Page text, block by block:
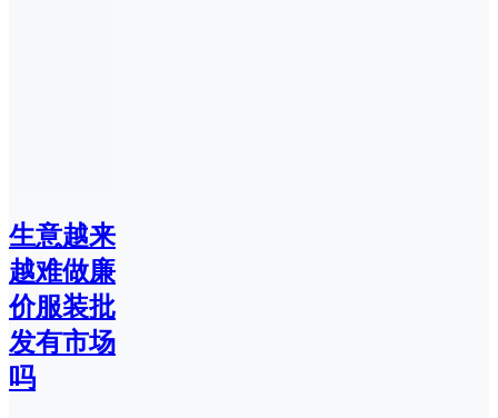
生意越来
越难做廉
价服装批
发有市场
吗